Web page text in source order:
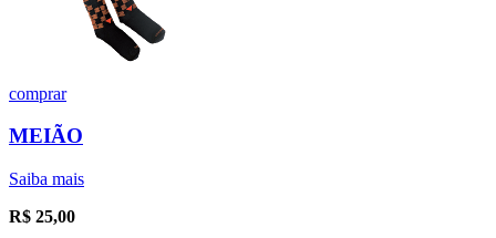
comprar
MEIÃO
Saiba mais
R$ 25,00